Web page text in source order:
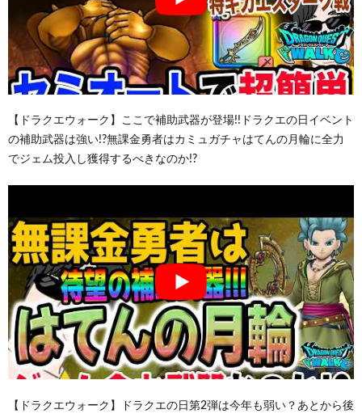
【ドラクエウォーク】ここで補助武器が登場!!ドラクエの日イベント
の補助武器は強い!?無課金勇者はカミュガチャはてんの月輪に全力
でジェム投入し獲得するべきなのか!?
【ドラクエウォーク】ドラクエの日第2弾は今年も弱い？あとから後